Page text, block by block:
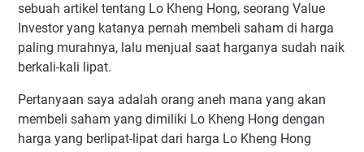
sebuah artikel tentang Lo Kheng Hong, seorang Value
Investor yang katanya pernah membeli saham di harga
paling murahnya, lalu menjual saat harganya sudah naik
berkali-kali lipat.
Pertanyaan saya adalah orang aneh mana yang akan
membeli saham yang dimiliki Lo Kheng Hong dengan
harga yang berlipat-lipat dari harga Lo Kheng Hong